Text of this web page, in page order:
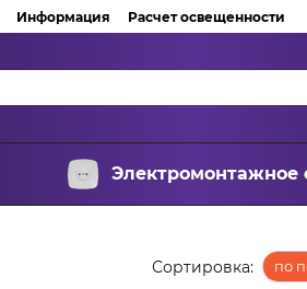
Информация Расчет освещенности
Электромонтажное
Сортировка: по